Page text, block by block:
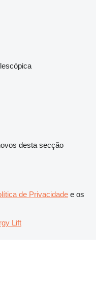
desta secção
de Privacidade e os
Lift